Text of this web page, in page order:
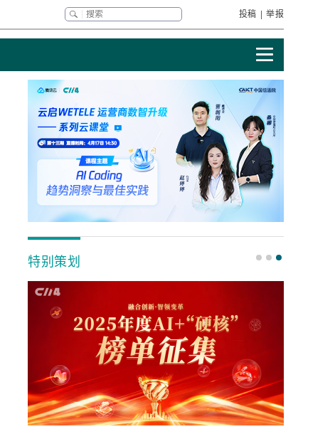
投稿 | 举报
特别策划